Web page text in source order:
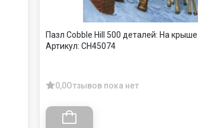
Пазл Cobble Hill 500 деталей: На крыше
Артикул: CH45074
0,0Отзывов пока нет